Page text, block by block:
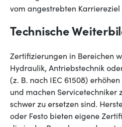
vom angestrebten Karriereziel
Technische
Zertifizierungen in Bereichen
Hydraulik, Antriebstechnik
(z. B. nach IEC 61508)
und machen Servicetechniker
schwer zu ersetzen sind.
oder Festo bieten eigene